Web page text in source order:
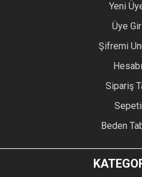
Yeni
Üye
Şifremi
Sipariş
Beden